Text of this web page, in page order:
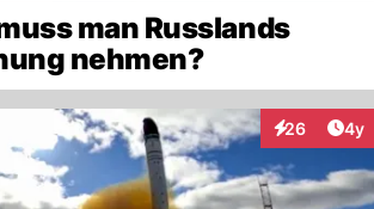
man Russlands
nehmen?
26
Interaktionen
4y